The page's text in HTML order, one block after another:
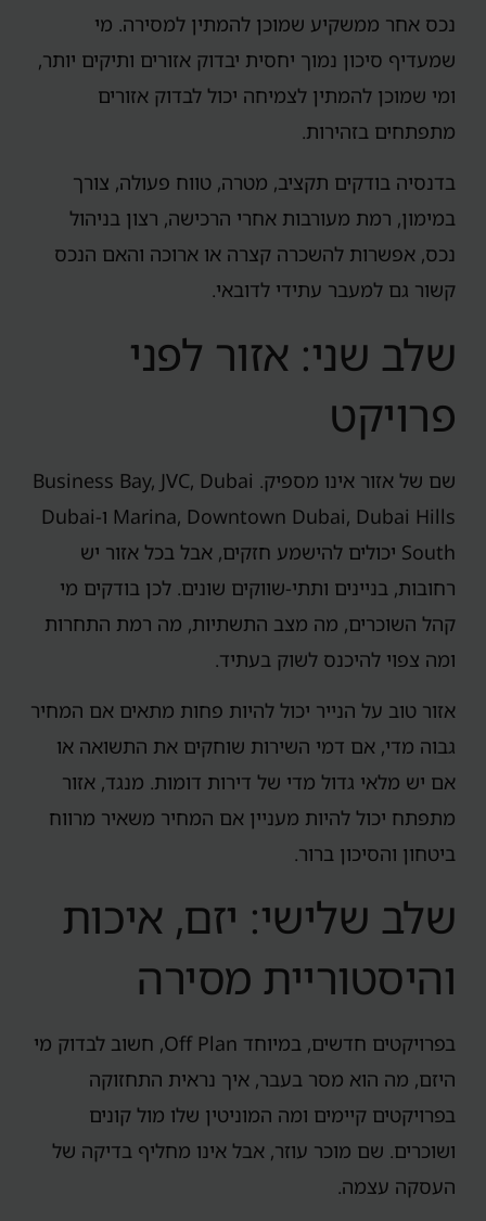
נכס אחר ממשקיע שמוכן להמתין למסירה. מי
שמעדיף סיכון נמוך יחסית יבדוק אזורים ותיקים יותר,
ומי שמוכן להמתין לצמיחה יכול לבדוק אזורים
מתפתחים בזהירות.
בדנסיה בודקים תקציב, מטרה, טווח פעולה, צורך
במימון, רמת מעורבות אחרי הרכישה, רצון בניהול
נכס, אפשרות להשכרה קצרה או ארוכה והאם הנכס
קשור גם למעבר עתידי לדובאי.
שלב שני: אזור לפני
פרויקט
שם של אזור אינו מספיק. Business Bay, JVC, Dubai
Marina, Downtown Dubai, Dubai Hills ו-Dubai
South יכולים להישמע חזקים, אבל בכל אזור יש
רחובות, בניינים ותתי-שווקים שונים. לכן בודקים מי
קהל השוכרים, מה מצב התשתיות, מה רמת התחרות
ומה צפוי להיכנס לשוק בעתיד.
אזור טוב על הנייר יכול להיות פחות מתאים אם המחיר
גבוה מדי, אם דמי השירות שוחקים את התשואה או
אם יש מלאי גדול מדי של דירות דומות. מנגד, אזור
מתפתח יכול להיות מעניין אם המחיר משאיר מרווח
ביטחון והסיכון ברור.
שלב שלישי: יזם, איכות
והיסטוריית מסירה
בפרויקטים חדשים, במיוחד Off Plan, חשוב לבדוק מי
היזם, מה הוא מסר בעבר, איך נראית התחזוקה
בפרויקטים קיימים ומה המוניטין שלו מול קונים
ושוכרים. שם מוכר עוזר, אבל אינו מחליף בדיקה של
העסקה עצמה.